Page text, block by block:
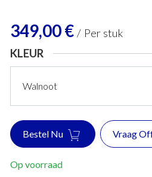
349,00€ / Per stuk
KLEUR
Bestel Nu Vraag
Op voorraad